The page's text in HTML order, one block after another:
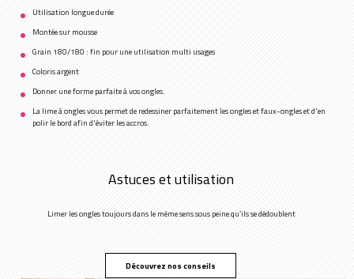
Utilisation longue durée
Montée sur mousse
Grain 180/180 : fin pour une utilisation multi usages
Coloris argent
Donner une forme parfaite à vos ongles.
La lime à ongles vous permet de redessiner parfaitement les ongles et faux-ongles et d'en
polir le bord afin d'éviter les accros.
Astuces et utilisation
Limer les ongles toujours dans le même sens sous peine qu’ils se dédoublent
Découvrez nos conseils